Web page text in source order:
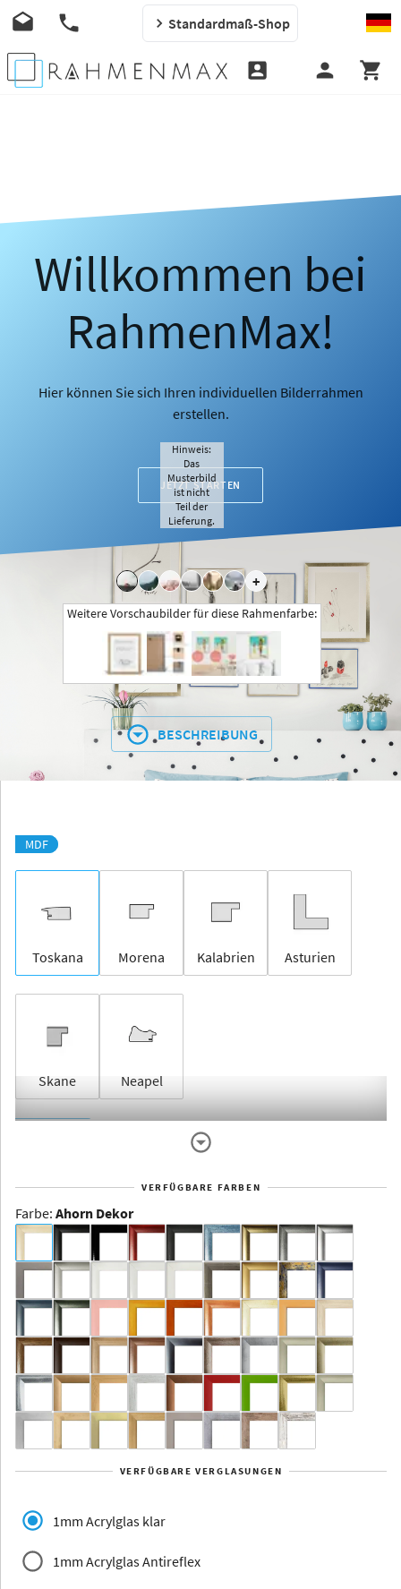
Standardmaß-Shop
Willkommen bei
RahmenMax!
Hier können Sie sich Ihren individuellen Bilderrahmen
erstellen.
JETZT STARTEN
+
Hinweis:
Das
Musterbild
ist nicht
Teil der
Lieferung.
Weitere Vorschaubilder für diese Rahmenfarbe:
BESCHREIBUNG
MDF
Toskana Morena Kalabrien Asturien
Skane Neapel
Dakota -
Rahmenloser
Aluminium
Yukon Alaska
VERFÜGBARE FARBEN
Farbe: Ahorn Dekor
VERFÜGBARE VERGLASUNGEN
1mm Acrylglas klar
1mm Acrylglas Antireflex